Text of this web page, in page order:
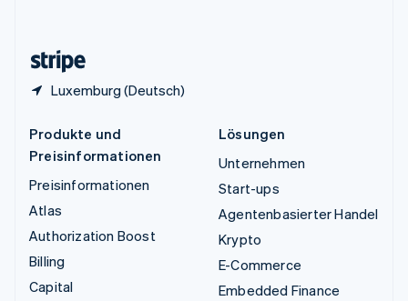
Luxemburg (Deutsch)
Produkte und
Preisinformationen
Preisinformationen
Atlas
Authorization Boost
Billing
Capital
Lösungen
Unternehmen
Start-ups
Agentenbasierter Handel
Krypto
E-Commerce
Embedded Finance